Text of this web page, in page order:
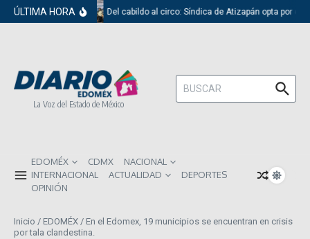
Saltar al contenido
ÚLTIMA HORA Del cabildo al circo: Síndica de Atizapán opta por el
La Voz del Estado de México
Buscar:
EDOMÉX CDMX
NACIONAL
INTERNACIONAL
ACTUALIDAD
DEPORTES
OPINIÓN
Inicio / EDOMÉX / En el Edomex, 19 municipios se encuentran en crisis
por tala clandestina.